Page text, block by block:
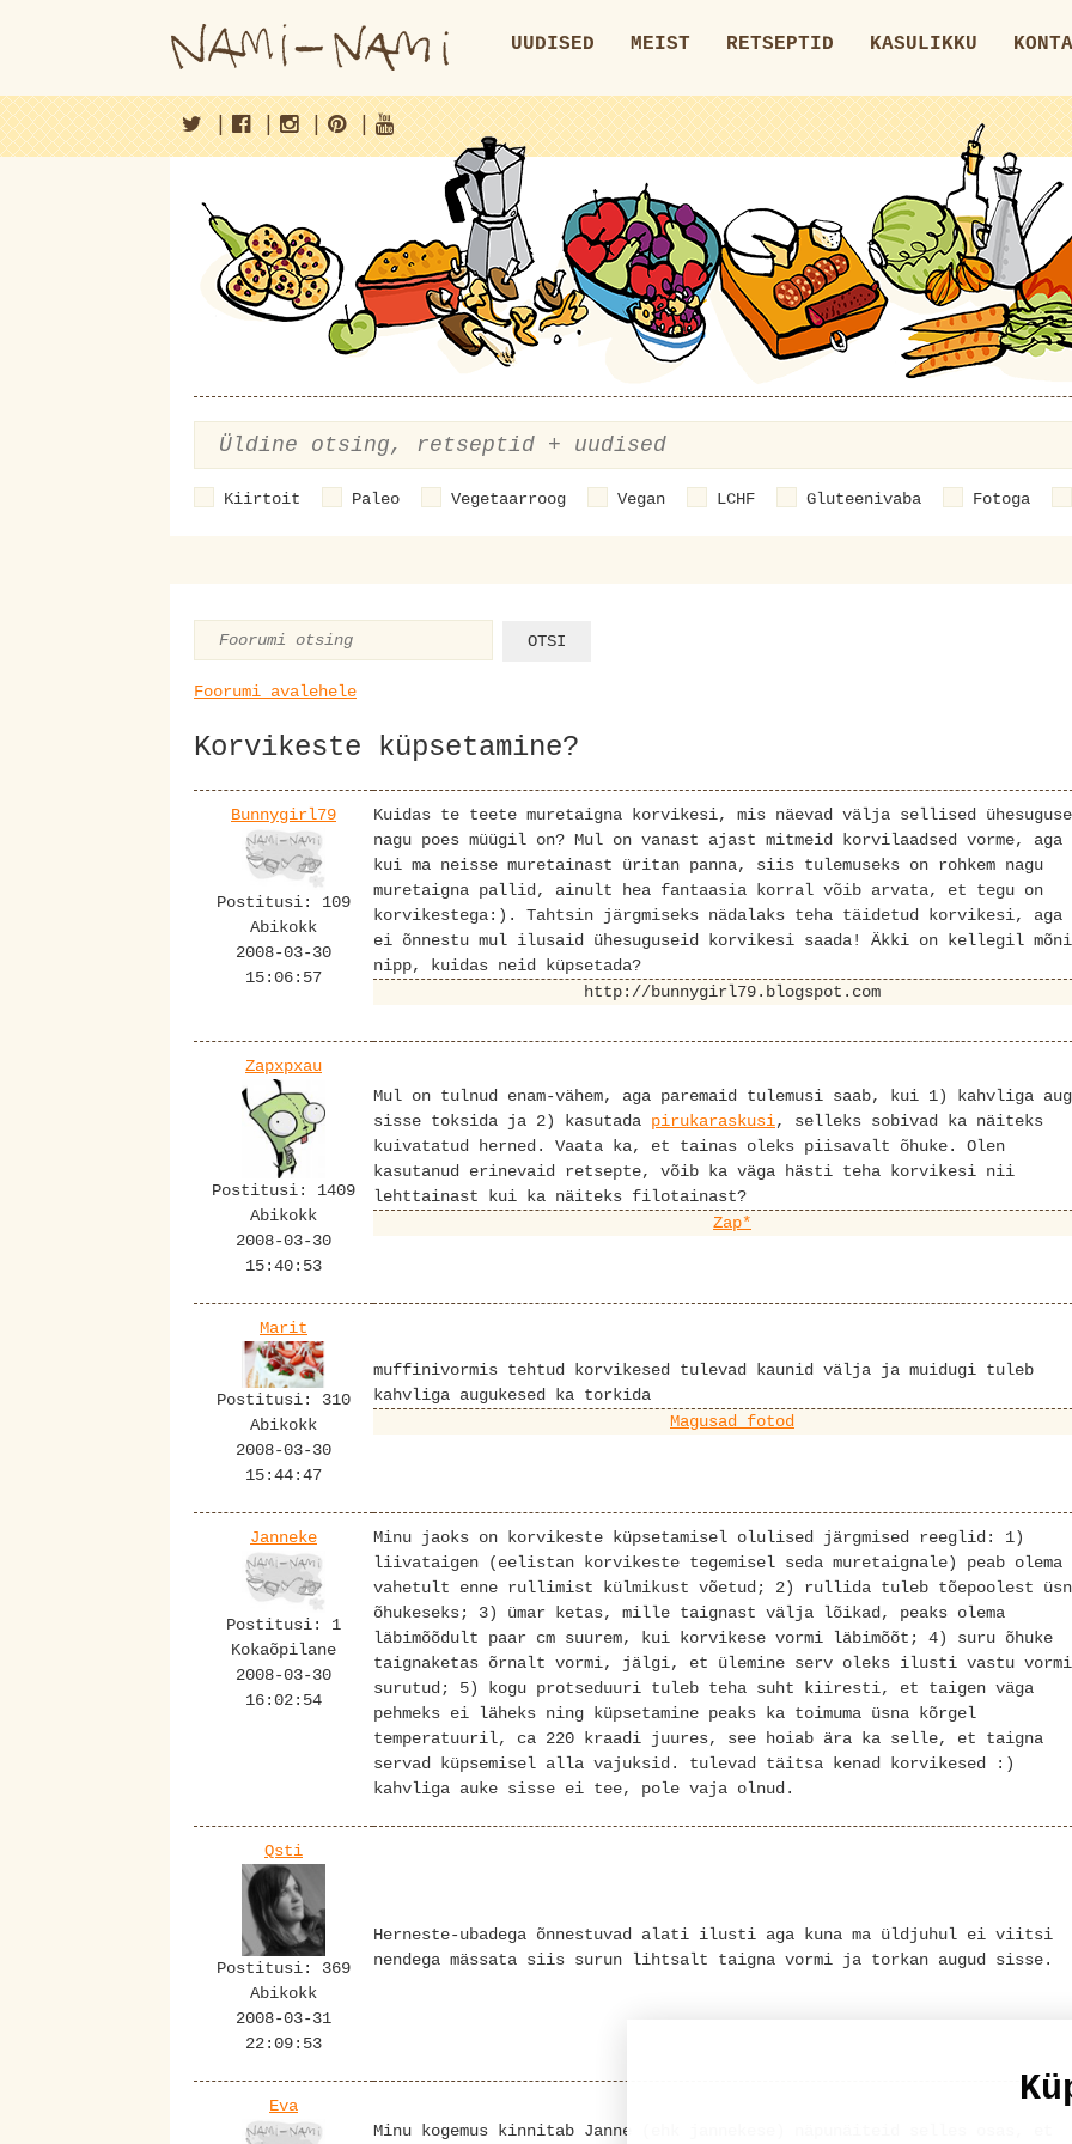
UUDISED MEIST RETSEPTID KASULIKKU
| | | |
Kiirtoit Paleo Vegetaarroog Vegan LCHF Gluteenivaba Fotoga
Foorumi avalehele
Korvikeste küpsetamine?
Bunnygirl79
Postitusi: 109
Abikokk
2008-03-30
15:06:57
Kuidas te teete muretaigna korvikesi, mis näevad välja sellised
nagu poes müügil on? Mul on vanast ajast mitmeid korvilaadsed vorme, aga
kui ma neisse muretainast üritan panna, siis tulemuseks on rohkem nagu
muretaigna pallid, ainult hea fantaasia korral võib arvata, et tegu on
korvikestega:). Tahtsin järgmiseks nädalaks teha täidetud korvikesi, aga
ei õnnestu mul ilusaid ühesuguseid korvikesi saada! Äkki on kellegil mõni
nipp, kuidas neid küpsetada?
http://bunnygirl79.blogspot.com
Zapxpxau
Postitusi: 1409
Abikokk
2008-03-30
15:40:53
Mul on tulnud enam-vähem, aga paremaid tulemusi saab, kui 1) kahvliga
sisse toksida ja 2) kasutada pirukaraskusi, selleks sobivad ka näiteks
kuivatatud herned. Vaata ka, et tainas oleks piisavalt õhuke. Olen
kasutanud erinevaid retsepte, võib ka väga hästi teha korvikesi nii
lehttainast kui ka näiteks filotainast?
Zap*
Marit
Postitusi: 310
Abikokk
2008-03-30
15:44:47
muffinivormis tehtud korvikesed tulevad kaunid välja ja muidugi tuleb
kahvliga augukesed ka torkida
Magusad fotod
Janneke
Postitusi: 1
Kokaõpilane
2008-03-30
16:02:54
Minu jaoks on korvikeste küpsetamisel olulised järgmised reeglid: 1)
liivataigen (eelistan korvikeste tegemisel seda muretaignale) peab olema
vahetult enne rullimist külmikust võetud; 2) rullida tuleb tõepoolest
õhukeseks; 3) ümar ketas, mille taignast välja lõikad, peaks olema
läbimõõdult paar cm suurem, kui korvikese vormi läbimõõt; 4) suru õhuke
taignaketas õrnalt vormi, jälgi, et ülemine serv oleks ilusti vastu vormi
surutud; 5) kogu protseduuri tuleb teha suht kiiresti, et taigen väga
pehmeks ei läheks ning küpsetamine peaks ka toimuma üsna kõrgel
temperatuuril, ca 220 kraadi juures, see hoiab ära ka selle, et taigna
servad küpsemisel alla vajuksid. tulevad täitsa kenad korvikesed :)
kahvliga auke sisse ei tee, pole vaja olnud.
Qsti
Postitusi: 369
Abikokk
2008-03-31
22:09:53
Herneste-ubadega õnnestuvad alati ilusti aga kuna ma üldjuhul ei viitsi
nendega mässata siis surun lihtsalt taigna vormi ja torkan augud sisse.
Eva
Minu kogemus kinnitab Janne (ehk jannekese) näpunäiteid selles osas, et